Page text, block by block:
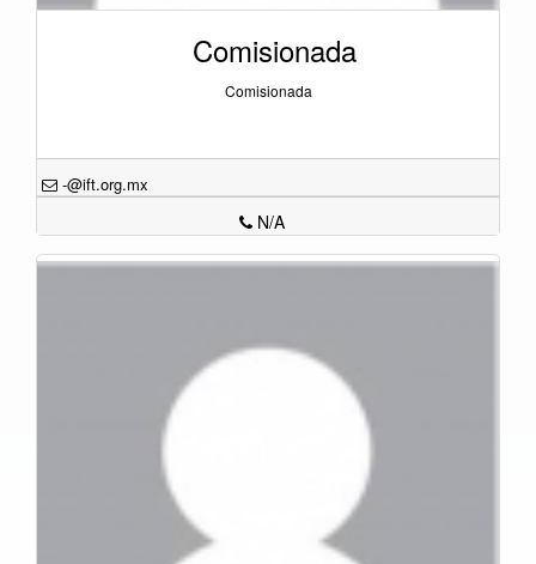
Comisionada
Comisionada
-@ift.org.mx
N/A